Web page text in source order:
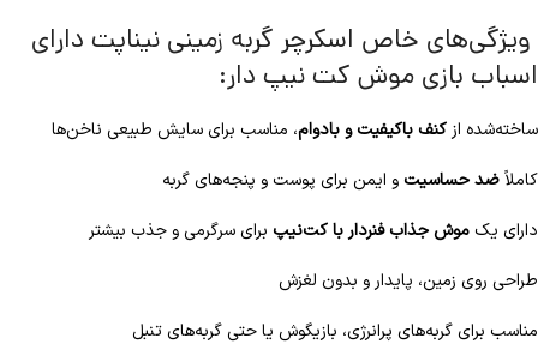
ویژگی‌های خاص اسکرچر گربه زمینی نیناپت دارای
اسباب بازی موش کت نیپ دار:
ساخته‌شده ازکنف باکیفیت و بادوام، مناسب برای سایش طبیعی ناخن‌ها
کاملاًضد حساسیت و ایمن برای پوست و پنجه‌های گربه
دارای یک موش جذاب فنردار با کت‌نیپ برای سرگرمی و جذب بیشتر
طراحی روی زمین، پایدار و بدون لغزش
مناسب برای گربه‌های پرانرژی، بازیگوش یا حتی گربه‌های تنبل